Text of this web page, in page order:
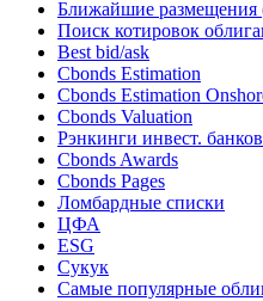
Ближайшие размещения
Поиск котировок
Best bid/ask
Cbonds Estimation
Cbonds Estimation
Cbonds Valuation
Рэнкинги инвест.
Cbonds Awards
Cbonds Pages
Ломбардные списки
ЦФА
ESG
Сукук
Самые популярные